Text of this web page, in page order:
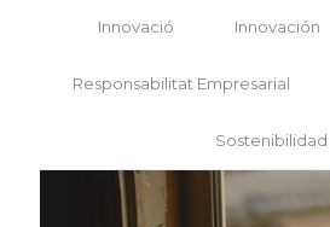
Innovació Innovación
Responsabilitat Empresarial
Sostenibilidad